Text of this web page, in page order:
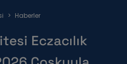
Haberler
Eczacılık